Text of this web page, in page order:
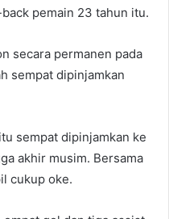
pemain 23 tahun itu.
secara permanen pada
sempat dipinjamkan
sempat dipinjamkan ke
akhir musim. Bersama
cukup oke.